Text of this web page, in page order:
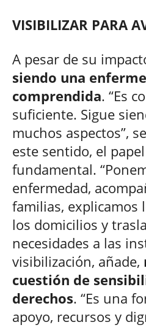
VISIBILIZAR PARA
A pesar de su
siendo una
comprendida. “Es
suficiente. Sigue
muchos aspectos”,
este sentido, el papel
fundamental.
enfermedad,
familias, explicamos
los domicilios y
necesidades a las
visibilización, añade,
cuestión de
derechos. “Es una
apoyo, recursos y